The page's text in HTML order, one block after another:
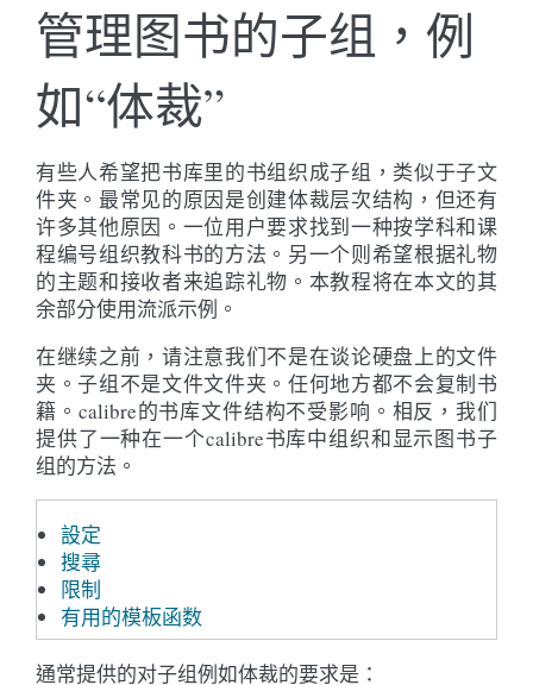
管理图书的子组，例
如“体裁”
有些人希望把书库里的书组织成子组，类似于子文
件夹。最常见的原因是创建体裁层次结构，但还有
许多其他原因。一位用户要求找到一种按学科和课
程编号组织教科书的方法。另一个则希望根据礼物
的主题和接收者来追踪礼物。本教程将在本文的其
余部分使用流派示例。
在继续之前，请注意我们不是在谈论硬盘上的文件
夹。子组不是文件文件夹。任何地方都不会复制书
籍。calibre的书库文件结构不受影响。相反，我们
提供了一种在一个calibre书库中组织和显示图书子
组的方法。
設定
搜尋
限制
有用的模板函数
通常提供的对子组例如体裁的要求是：